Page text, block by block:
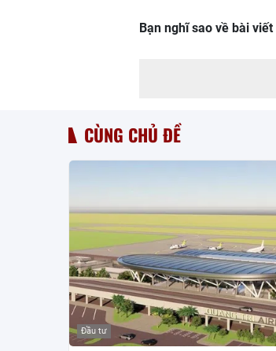
Bạn nghĩ sao về bài viết
CÙNG CHỦ ĐỀ
Đầu tư